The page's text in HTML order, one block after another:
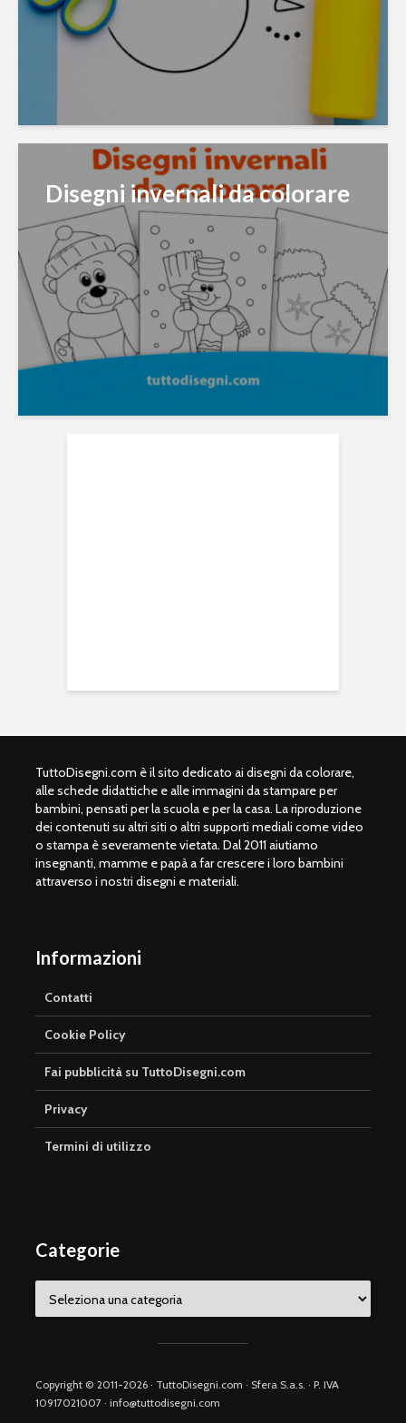
Disegni invernali da colorare
TuttoDisegni.com è il sito dedicato ai disegni da colorare,
alle schede didattiche e alle immagini da stampare per
bambini, pensati per la scuola e per la casa. La riproduzione
dei contenuti su altri siti o altri supporti mediali come video
o stampa è severamente vietata. Dal 2011 aiutiamo
insegnanti, mamme e papà a far crescere i loro bambini
attraverso i nostri disegni e materiali.
Informazioni
Contatti
Cookie Policy
Fai pubblicità su TuttoDisegni.com
Privacy
Termini di utilizzo
Categorie
Copyright © 2011-2026 · TuttoDisegni.com · Sfera S.a.s. · P. IVA
10917021007 · info@tuttodisegni.com